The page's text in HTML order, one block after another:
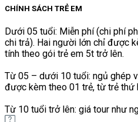
CHÍNH SÁCH TRẺ EM
Dưới 05 tuổi: Miễn phí (chi phí
chi trả). Hai người lớn chỉ được
tính theo gói trẻ em 5t trở lên.
Từ 05 – dưới 10 tuổi: ngủ ghép
được kèm theo 01 trẻ, từ trẻ thứ
Từ 10 tuổi trở lên: giá tour như